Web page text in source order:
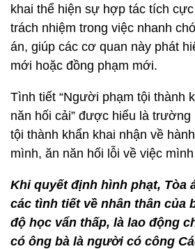
khai thể hiện sự hợp tác tích
trách nhiệm trong việc nhanh
án, giúp các cơ quan này phát
mới hoặc đồng phạm mới.
Tình tiết “Người phạm tội thành
năn hối cải” được hiểu là
tội thành khẩn khai nhận về
mình, ăn năn hối lỗi về việc
Khi quyết định hình phạt, Tòa
các tình tiết về nhân thân của
độ học vẩn thấp, là lao động
có ông bà là người có công